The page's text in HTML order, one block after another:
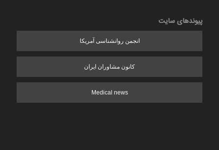
پیوندهای سایت
انجمن روانشناسی آمریکا
کانون مشاوران ایران
Medical news